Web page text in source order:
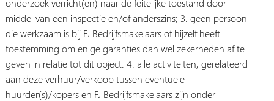
onderzoek verricht(en) naar de feitelijke toestand door
middel van een inspectie en/of anderszins; 3. geen persoon
die werkzaam is bij FJ Bedrijfsmakelaars of hijzelf heeft
toestemming om enige garanties dan wel zekerheden af te
geven in relatie tot dit object. 4. alle activiteiten, gerelateerd
aan deze verhuur/verkoop tussen eventuele
huurder(s)/kopers en FJ Bedrijfsmakelaars zijn onder